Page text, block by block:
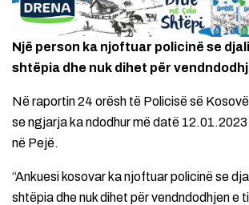
Një person ka njoftuar policinë se
shtëpia dhe nuk dihet për
Në raportin 24 orësh të Policisë së
se ngjarja ka ndodhur më datë
në Pejë.
“Ankuesi kosovar ka njoftuar policinë se
shtëpia dhe nuk dihet për vendndodhjen e